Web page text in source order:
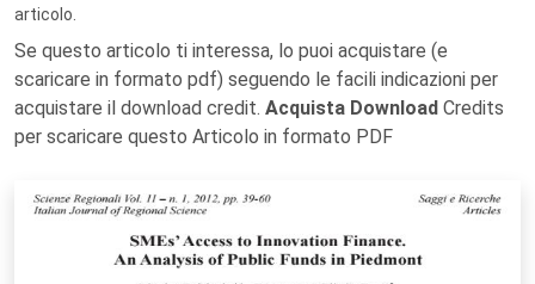
articolo.
Se questo articolo ti interessa, lo puoi acquistare (e
scaricare in formato pdf) seguendo le facili indicazioni per
acquistare il download credit. Acquista Download Credits
per scaricare questo Articolo in formato PDF